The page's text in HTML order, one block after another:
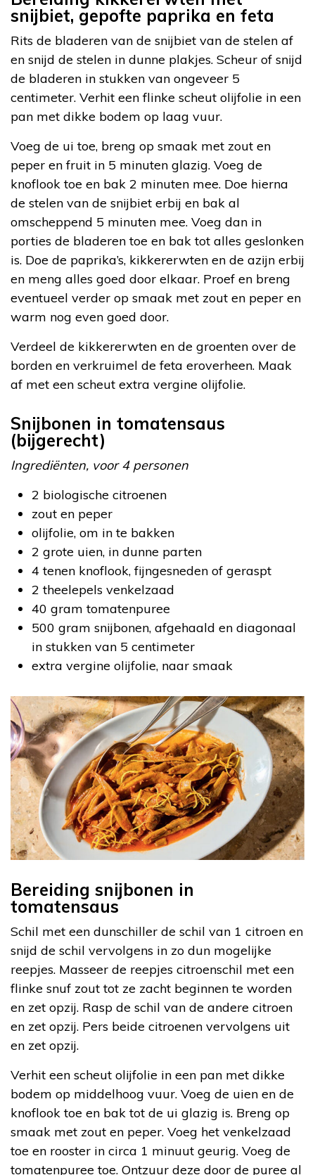
snijbiet, gepofte paprika en feta
Rits de bladeren van de snijbiet van de stelen af
en snijd de stelen in dunne plakjes. Scheur of snijd
de bladeren in stukken van ongeveer 5
centimeter. Verhit een flinke scheut olijfolie in een
pan met dikke bodem op laag vuur.
Voeg de ui toe, breng op smaak met zout en
peper en fruit in 5 minuten glazig. Voeg de
knoflook toe en bak 2 minuten mee. Doe hierna
de stelen van de snijbiet erbij en bak al
omscheppend 5 minuten mee. Voeg dan in
porties de bladeren toe en bak tot alles geslonken
is. Doe de paprika’s, kikkererwten en de azijn erbij
en meng alles goed door elkaar. Proef en breng
eventueel verder op smaak met zout en peper en
warm nog even goed door.
Verdeel de kikkererwten en de groenten over de
borden en verkruimel de feta eroverheen. Maak
af met een scheut extra vergine olijfolie.
Snijbonen in tomatensaus
(bijgerecht)
Ingrediënten, voor 4 personen
2 biologische citroenen
zout en peper
olijfolie, om in te bakken
2 grote uien, in dunne parten
4 tenen knoflook, fijngesneden of geraspt
2 theelepels venkelzaad
40 gram tomatenpuree
500 gram snijbonen, afgehaald en diagonaal
in stukken van 5 centimeter
extra vergine olijfolie, naar smaak
Bereiding snijbonen in
tomatensaus
Schil met een dunschiller de schil van 1 citroen en
snijd de schil vervolgens in zo dun mogelijke
reepjes. Masseer de reepjes citroenschil met een
flinke snuf zout tot ze zacht beginnen te worden
en zet opzij. Rasp de schil van de andere citroen
en zet opzij. Pers beide citroenen vervolgens uit
en zet opzij.
Verhit een scheut olijfolie in een pan met dikke
bodem op middelhoog vuur. Voeg de uien en de
knoflook toe en bak tot de ui glazig is. Breng op
smaak met zout en peper. Voeg het venkelzaad
toe en rooster in circa 1 minuut geurig. Voeg de
tomatenpuree toe. Ontzuur deze door de puree al